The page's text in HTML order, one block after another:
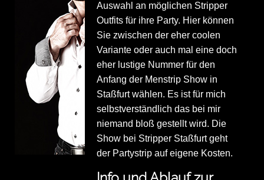
Auswahl an möglichen Stripper
Outfits für ihre Party. Hier können
Sie zwischen der eher coolen
Variante oder auch mal eine doch
eher lustige Nummer für den
Anfang der Menstrip Show in
Staßfurt wählen. Es ist für mich
selbstverständlich das bei mir
niemand bloß gestellt wird. Die
Show bei Stripper Staßfurt geht
der Partystrip auf eigene Kosten.